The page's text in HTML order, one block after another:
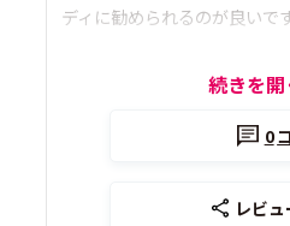
ディに勧められるのが良いです
続きを開
0
レビ